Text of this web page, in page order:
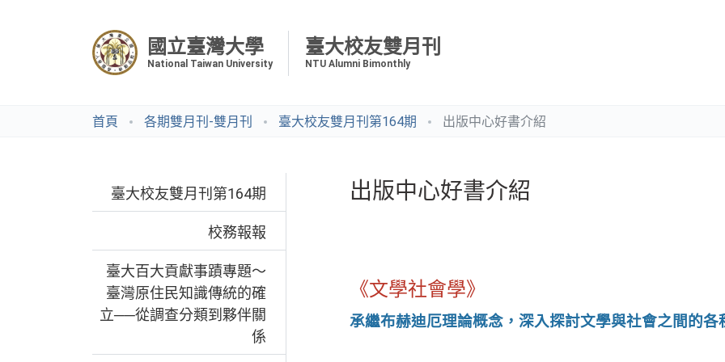
國立臺灣大學
National Taiwan University
臺大校友雙月刊
NTU Alumni Bimonthly
首頁 各期雙月刊-雙月刊 臺大校友雙月刊第164期 出版中心好書介紹
臺大校友雙月刊第164期
校務報報
臺大百大貢獻事蹟專題～
臺灣原住民知識傳統的確
立──從調查分類到夥伴關
係
出版中心好書介紹
《文學社會學》
承繼布赫迪厄理論概念，深入探討文學與社會之間的各